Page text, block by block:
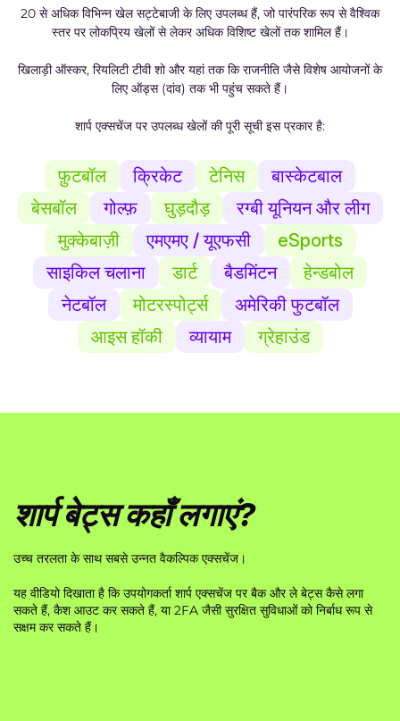
6 बाज़ार तरलता
बाज़ार में उपलब्ध तरलता बेट स्लिप में प्रदर्शित की जाएगी।
नकदी निकलना
यदि किसी बाज़ार के लिए कैश आउट उपलब्ध है, तो आप यह प्रतीक देखेंगे।
8
यह वह राशि है जिसे आप दांव पर लगा रहे हैं, और यदि आपका चयन जीत जाता है तो इससे होने वाले लाभ की
राशि।
भुगतान
आपकी प्रारंभिक दांव सहित कुल भुगतान।
20 से अधिक विभिन्न खेल सट्टेबाजी के लिए उपलब्ध हैं, जो पारंपरिक रूप से वैश्विक
स्तर पर लोकप्रिय खेलों से लेकर अधिक विशिष्ट खेलों तक शामिल हैं।
खिलाड़ी ऑस्कर, रियलिटी टीवी शो और यहां तक ​​कि राजनीति जैसे विशेष आयोजनों के
लिए ऑड्स (दांव) तक भी पहुंच सकते हैं।
शार्प एक्सचेंज पर उपलब्ध खेलों की पूरी सूची इस प्रकार है:
फ़ुटबॉल क्रिकेट टेनिस
बास्केटबाल
बेसबॉल
गोल्फ़ घुड़दौड़
रग्बी यूनियन और लीग
मुक्केबाज़ी
एमएमए / यूएफसी
eSports
साइकिल चलाना
डार्ट बैडमिंटन
हेन्डबोल
नेटबॉल
मोटरस्पोर्ट्स
अमेरिकी फुटबॉल
आइस हॉकी
व्यायाम ग्रेहाउंड
शार्प बेट्स कहाँ लगाएं?
उच्च तरलता के साथ सबसे उन्नत वैकल्पिक एक्सचेंज।
यह वीडियो दिखाता है कि उपयोगकर्ता शार्प एक्सचेंज पर बैक और ले बेट्स कैसे लगा
सकते हैं, कैश आउट कर सकते हैं, या 2FA जैसी सुरक्षित सुविधाओं को निर्बाध रूप से
सक्षम कर सकते हैं।